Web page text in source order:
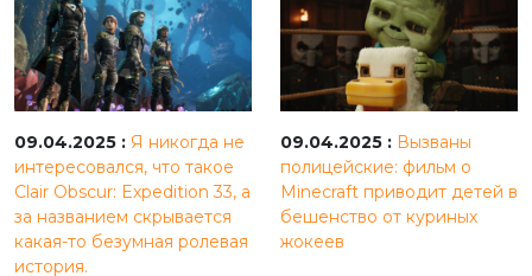
09.04.2025 : Я никогда не
интересовался, что такое
Clair Obscur: Expedition 33, а
за названием скрывается
какая-то безумная ролевая
история.
09.04.2025 : Вызваны
полицейские: фильм о
Minecraft приводит детей в
бешенство от куриных
жокеев